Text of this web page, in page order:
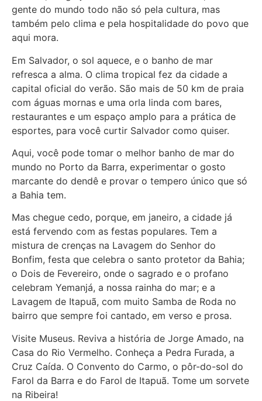
gente do mundo todo não só pela cultura, mas
também pelo clima e pela hospitalidade do povo que
aqui mora.
Em Salvador, o sol aquece, e o banho de mar
refresca a alma. O clima tropical fez da cidade a
capital oficial do verão. São mais de 50 km de praia
com águas mornas e uma orla linda com bares,
restaurantes e um espaço amplo para a prática de
esportes, para você curtir Salvador como quiser.
Aqui, você pode tomar o melhor banho de mar do
mundo no Porto da Barra, experimentar o gosto
marcante do dendê e provar o tempero único que só
a Bahia tem.
Mas chegue cedo, porque, em janeiro, a cidade já
está fervendo com as festas populares. Tem a
mistura de crenças na Lavagem do Senhor do
Bonfim, festa que celebra o santo protetor da Bahia;
o Dois de Fevereiro, onde o sagrado e o profano
celebram Yemanjá, a nossa rainha do mar; e a
Lavagem de Itapuã, com muito Samba de Roda no
bairro que sempre foi cantado, em verso e prosa.
Visite Museus. Reviva a história de Jorge Amado, na
Casa do Rio Vermelho. Conheça a Pedra Furada, a
Cruz Caída. O Convento do Carmo, o pôr-do-sol do
Farol da Barra e do Farol de Itapuã. Tome um sorvete
na Ribeira!